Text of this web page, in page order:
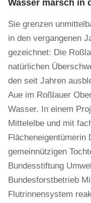
Wasser marsch in
Sie grenzen
in den vergangenen
gezeichnet: Die
natürlichen
den seit Jahren
Aue im Roßlauer
Wasser. In einem
Mittelelbe und mit
Flächeneigentümerin
gemeinnützigen
Bundesstiftung
Bundesforstbetrieb
Flutrinnensystem